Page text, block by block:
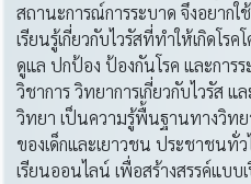
สถานะการณ์การระบาด จึงอยากใ
เรียนรู้เกี่ยวกับไวรัสที่ทำให้เกิดโร
ดูแล ปกป้อง ป้องกันโรค และการ
วิชาการ วิทยาการเกี่ยวกับไวรัส แ
วิทยา เป็นความรู้พื้นฐานทางวิทย
ของเด็กและเยาวชน ประชาชนทั่
เรียนออนไลน์ เพื่อสร้างสรรค์แบบ